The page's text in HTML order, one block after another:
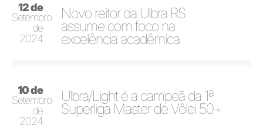
12 de
Setembro
de
2024
Novo reitor da Ulbra RS
assume com foco na
excelência acadêmica
10 de
Setembro
de
2024
Ulbra/Light é a campeã da 1ª
Superliga Master de Vôlei 50+